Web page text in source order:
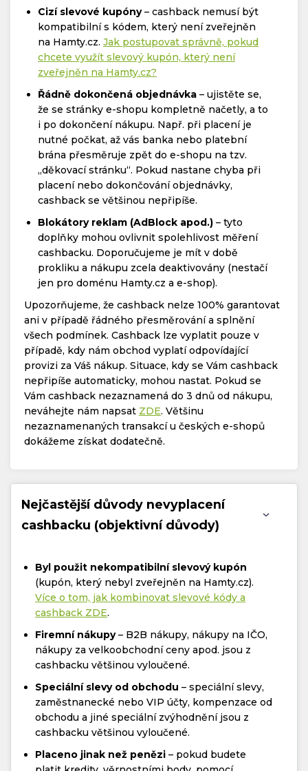
Cizí slevové kupóny– cashback nemusí být
kompatibilní s kódem, který není zveřejněn
na Hamty.cz. Jak postupovat správně, pokud
chcete využít slevový kupón, který není
zveřejněn na Hamty.cz?
Řádně dokončená objednávka – ujistěte se,
že se stránky e-shopu kompletně načetly, a to
i po dokončení nákupu. Např. při placení je
nutné počkat, až vás banka nebo platební
brána přesměruje zpět do e-shopu na tzv.
„děkovací stránku“. Pokud nastane chyba při
placení nebo dokončování objednávky,
cashback se většinou nepřipíše.
Blokátory reklam (AdBlock apod.) – tyto
doplňky mohou ovlivnit spolehlivost měření
cashbacku. Doporučujeme je mít v době
prokliku a nákupu zcela deaktivovány (nestačí
jen pro doménu Hamty.cz a e-shop).
Upozorňujeme, že cashback nelze 100% garantovat
ani v případě řádného přesměrování a splnění
všech podmínek. Cashback lze vyplatit pouze v
případě, kdy nám obchod vyplatí odpovídající
provizi za Váš nákup. Situace, kdy se Vám cashback
nepřipíše automaticky, mohou nastat. Pokud se
Vám cashback nezaznamená do 3 dnů od nákupu,
neváhejte nám napsat ZDE. Většinu
nezaznamenaných transakcí u českých e-shopů
dokážeme získat dodatečně.
Nejčastější důvody nevyplacení
cashbacku (objektivní důvody)
Byl použit nekompatibilní slevový kupón
(kupón, který nebyl zveřejněn na Hamty.cz).
Více o tom, jak kombinovat slevové kódy a
cashback ZDE.
Firemní nákupy– B2B nákupy, nákupy na IČO,
nákupy za velkoobchodní ceny apod. jsou z
cashbacku většinou vyloučené.
Speciální slevy od obchodu – speciální slevy,
zaměstnanecké nebo VIP účty, kompenzace od
obchodu a jiné speciální zvýhodnění jsou z
cashbacku většinou vyloučené.
Placeno jinak než penězi – pokud budete